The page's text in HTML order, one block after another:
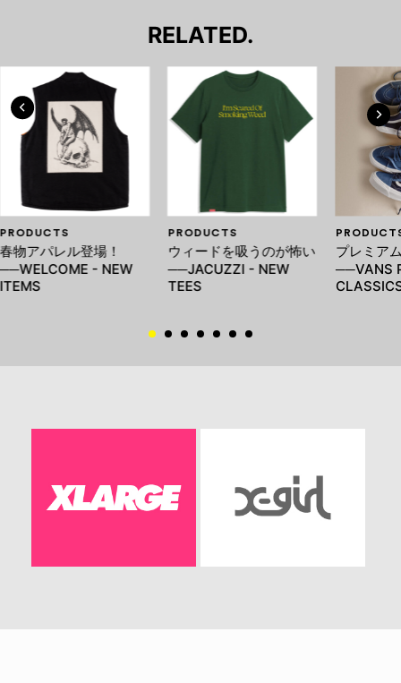
RELATED.
PRODUCTS
春物アパレル登場！
──WELCOME - NEW
ITEMS
PRODUCTS
ウィードを吸うのが怖い
──JACUZZI - NEW
TEES
プレミア
──VANS